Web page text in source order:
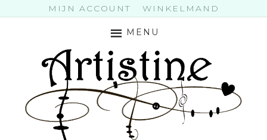
MIJN ACCOUNT WINKELMAND
MENU